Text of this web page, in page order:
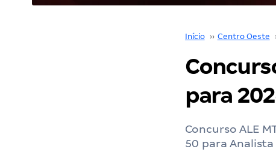
Início ›› Centro Oeste
para
Concurso ALE
50 para